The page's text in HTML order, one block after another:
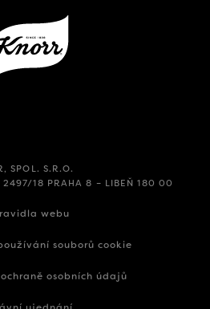
SPOL. S.R.O.
2497/18 PRAHA 8 – LIBEŇ 180 00
webu
souborů cookie
osobních údajů